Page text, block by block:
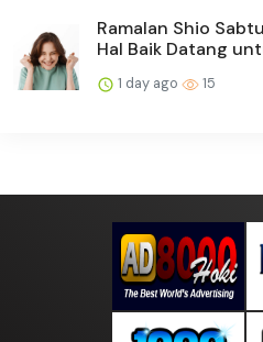
Ramalan Shio
Hal Baik Datang
1 day ago 15